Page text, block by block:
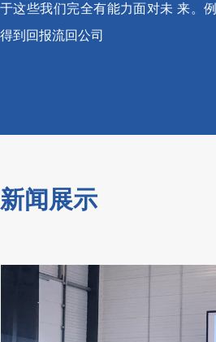
于这些我们完全有能力面对未 来。
得到回报流回公司
新闻展示